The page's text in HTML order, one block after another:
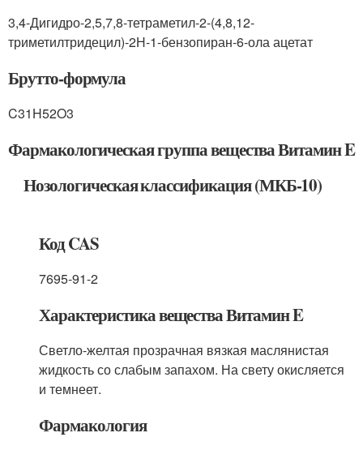
3,4-Дигидро-2,5,7,8-тетраметил-2-(4,8,12-
триметилтридецил)-2Н-1-бензопиран-6-ола ацетат
Брутто-формула
C31H52O3
Фармакологическая группа вещества Витамин E
Нозологическая классификация (МКБ-10)
Код CAS
7695-91-2
Характеристика вещества Витамин E
Светло-желтая прозрачная вязкая маслянистая
жидкость со слабым запахом. На свету окисляется
и темнеет.
Фармакология